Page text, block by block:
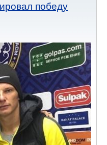
победу